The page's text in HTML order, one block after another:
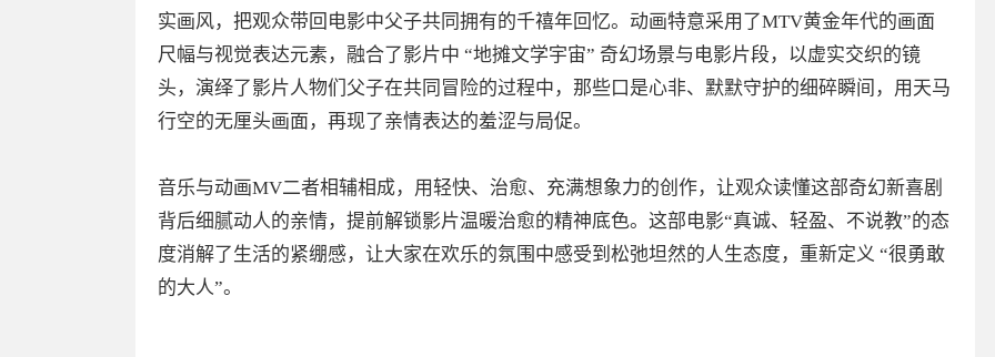
实画风，把观众带回电影中父子共同拥有的千禧年回忆。动画特意采用了MTV黄金年代的画面
尺幅与视觉表达元素，融合了影片中 “地摊文学宇宙” 奇幻场景与电影片段，以虚实交织的镜
头，演绎了影片人物们父子在共同冒险的过程中，那些口是心非、默默守护的细碎瞬间，用天马
行空的无厘头画面，再现了亲情表达的羞涩与局促。
音乐与动画MV二者相辅相成，用轻快、治愈、充满想象力的创作，让观众读懂这部奇幻新喜剧
背后细腻动人的亲情，提前解锁影片温暖治愈的精神底色。这部电影“真诚、轻盈、不说教”的态
度消解了生活的紧绷感，让大家在欢乐的氛围中感受到松弛坦然的人生态度，重新定义 “很勇敢
的大人”。